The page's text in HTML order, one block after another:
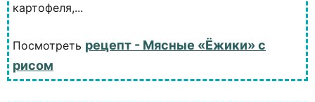
картофеля,...
Посмотреть рецепт - Мясные «Ёжики» с
рисом